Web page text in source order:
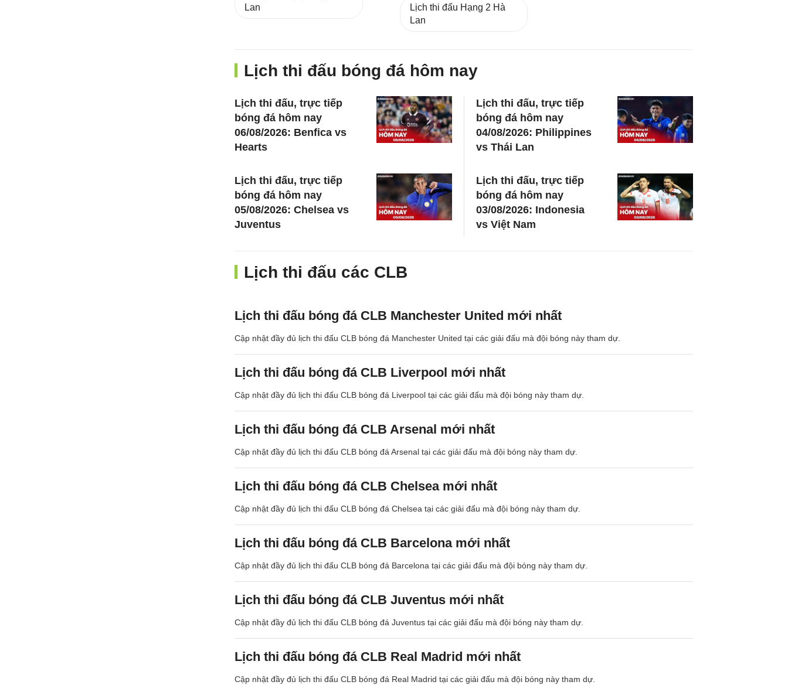
Lan
Lịch thi đấu Hạng 2 Hà
Lan
Lịch thi đấu bóng đá hôm nay
Lịch thi đấu, trực tiếp
bóng đá hôm nay
06/08/2026: Benfica vs
Hearts
Lịch thi đấu, trực tiếp
bóng đá hôm nay
05/08/2026: Chelsea vs
Juventus
Lịch thi đấu, trực tiếp
bóng đá hôm nay
04/08/2026: Philippines
vs Thái Lan
Lịch thi đấu, trực tiếp
bóng đá hôm nay
03/08/2026: Indonesia
vs Việt Nam
Lịch thi đấu các CLB
Lịch thi đấu bóng đá CLB Manchester United mới nhất
Cập nhật đầy đủ lịch thi đấu CLB bóng đá Manchester United tại các giải đấu mà đội bóng này tham dự.
Lịch thi đấu bóng đá CLB Liverpool mới nhất
Cập nhật đầy đủ lịch thi đấu CLB bóng đá Liverpool tại các giải đấu mà đội bóng này tham dự.
Lịch thi đấu bóng đá CLB Arsenal mới nhất
Cập nhật đầy đủ lịch thi đấu CLB bóng đá Arsenal tại các giải đấu mà đội bóng này tham dự.
Lịch thi đấu bóng đá CLB Chelsea mới nhất
Cập nhật đầy đủ lịch thi đấu CLB bóng đá Chelsea tại các giải đấu mà đội bóng này tham dự.
Lịch thi đấu bóng đá CLB Barcelona mới nhất
Cập nhật đầy đủ lịch thi đấu CLB bóng đá Barcelona tại các giải đấu mà đội bóng này tham dự.
Lịch thi đấu bóng đá CLB Juventus mới nhất
Cập nhật đầy đủ lịch thi đấu CLB bóng đá Juventus tại các giải đấu mà đội bóng này tham dự.
Lịch thi đấu bóng đá CLB Real Madrid mới nhất
Cập nhật đầy đủ lịch thi đấu CLB bóng đá Real Madrid tại các giải đấu mà đội bóng này tham dự.